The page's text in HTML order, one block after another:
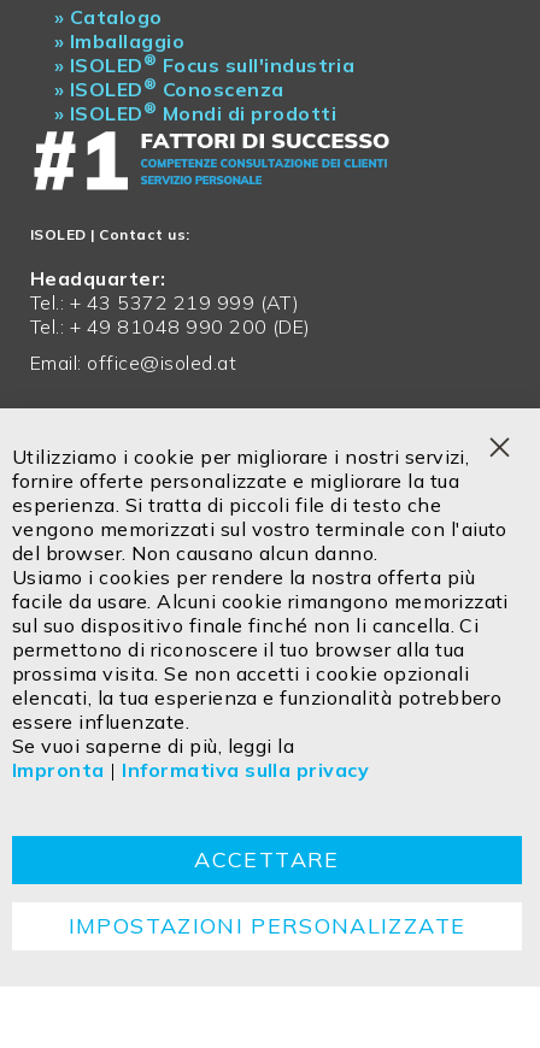
» Catalogo
» Imballaggio
» ISOLED ® Focus sull'industria
» ISOLED ® Conoscenza
» ISOLED ® Mondi di prodotti
ISOLED | Contact us:
Headquarter:
Tel.: + 43 5372 219 999 (AT)
Tel.: + 49 81048 990 200 (DE)
Email: office@isoled.at
Tel. +39 0471 14302 00
Cel. +39 334 9113 336
Email:info@isoled.shop
www.isoled.shop
FIAI Handels GmbH – ISOLED ITALIA
Via Innsbruck 27/C
IT - 39100 Bolzano
ContattoImpresa Dichiarazione sulla privacy
TCG CookieRitorno
Copyright ©2026 ISOLED FIAI Handels GmbH All
Utilizziamo i cookie per migliorare i nostri servizi,
fornire offerte personalizzate e migliorare la tua
esperienza. Si tratta di piccoli file di testo che
vengono memorizzati sul vostro terminale con l'aiuto
del browser. Non causano alcun danno.
Usiamo i cookies per rendere la nostra offerta più
facile da usare. Alcuni cookie rimangono memorizzati
sul suo dispositivo finale finché non li cancella. Ci
permettono di riconoscere il tuo browser alla tua
prossima visita. Se non accetti i cookie opzionali
elencati, la tua esperienza e funzionalità potrebbero
essere influenzate.
Se vuoi saperne di più, leggi la
Impronta | Informativa sulla privacy
ACCETTARE
IMPOSTAZIONI PERSONALIZZATE